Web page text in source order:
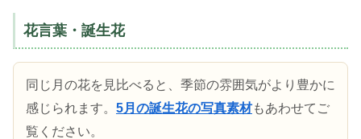
花言葉・誕生花
同じ月の花を見比べると、季節の雰囲気がより豊かに
感じられます。 5月の誕生花の写真素材もあわせてご
覧ください。